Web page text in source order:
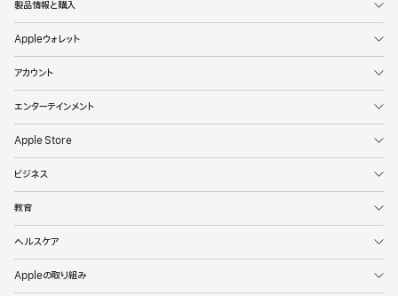
製品情報と購入
Appleウォレット
アカウント
エンターテインメント
Apple Store
ビジネス
教育
ヘルスケア
Appleの取り組み